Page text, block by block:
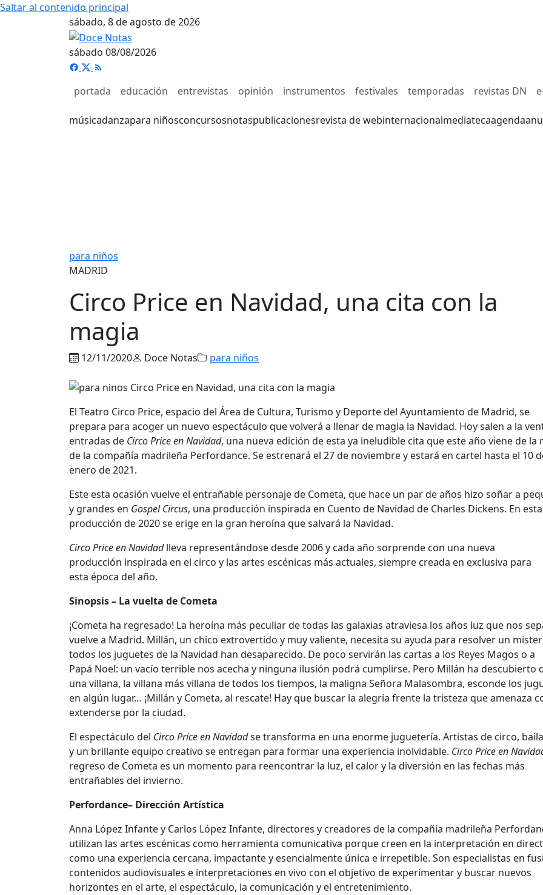
Saltar al contenido principal
sábado, 8 de agosto de 2026
sábado 08/08/2026
portada educación entrevistas opinión instrumentos festivales temporadas revistas DN
músicadanzapara niñosconcursosnotaspublicacionesrevista de webinternacionalmediatecaagenda
para niños
MADRID
Circo Price en Navidad, una cita con la
magia
12/11/2020 Doce Notas para niños
El Teatro Circo Price, espacio del Área de Cultura, Turismo y Deporte del Ayuntamiento de Madrid, se
prepara para acoger un nuevo espectáculo que volverá a llenar de magia la Navidad. Hoy salen a la
entradas de Circo Price en Navidad, una nueva edición de esta ya ineludible cita que este año viene de la
de la compañía madrileña Perfordance. Se estrenará el 27 de noviembre y estará en cartel hasta el 10
enero de 2021.
Este esta ocasión vuelve el entrañable personaje de Cometa, que hace un par de años hizo soñar a
y grandes en Gospel Circus, una producción inspirada en Cuento de Navidad de Charles Dickens. En esta
producción de 2020 se erige en la gran heroína que salvará la Navidad.
Circo Price en Navidadlleva representándose desde 2006 y cada año sorprende con una nueva
producción inspirada en el circo y las artes escénicas más actuales, siempre creada en exclusiva para
esta época del año.
Sinopsis – La vuelta de Cometa
¡Cometa ha regresado! La heroína más peculiar de todas las galaxias atraviesa los años luz que nos
vuelve a Madrid. Millán, un chico extrovertido y muy valiente, necesita su ayuda para resolver un
todos los juguetes de la Navidad han desaparecido. De poco servirán las cartas a los Reyes Magos o a
Papá Noel: un vacío terrible nos acecha y ninguna ilusión podrá cumplirse. Pero Millán ha descubierto
una villana, la villana más villana de todos los tiempos, la maligna Señora Malasombra, esconde los
en algún lugar… ¡Millán y Cometa, al rescate! Hay que buscar la alegría frente la tristeza que amenaza
extenderse por la ciudad.
El espectáculo del Circo Price en Navidadse transforma en una enorme juguetería. Artistas de circo,
y un brillante equipo creativo se entregan para formar una experiencia inolvidable. Circo Price en
regreso de Cometa es un momento para reencontrar la luz, el calor y la diversión en las fechas más
entrañables del invierno.
Perfordance– Dirección Artística
Anna López Infante y Carlos López Infante, directores y creadores de la compañía madrileña
utilizan las artes escénicas como herramienta comunicativa porque creen en la interpretación en
como una experiencia cercana, impactante y esencialmente única e irrepetible. Son especialistas en
contenidos audiovisuales e interpretaciones en vivo con el objetivo de experimentar y buscar nuevos
horizontes en el arte, el espectáculo, la comunicación y el entretenimiento.